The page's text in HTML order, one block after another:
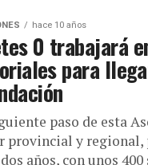
hace 10 años
0 trabajará
para
paso de esta
provincial y regional,
años, con unos